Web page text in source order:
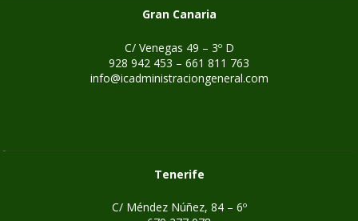
Gran Canaria
C/ Venegas 49 – 3º D
928 942 453 – 661 811 763
info@icadministraciongeneral.com
Tenerife
C/ Méndez Núñez, 84 – 6º